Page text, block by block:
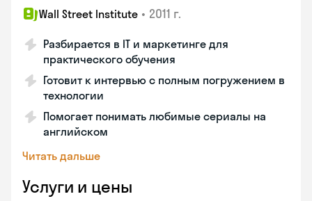
Wall Street Institute • 2011 г.
Разбирается в IT и маркетинге для
практического обучения
Готовит к интервью с полным погружением в
технологии
Помогает понимать любимые сериалы на
английском
Читать дальше
Услуги и цены